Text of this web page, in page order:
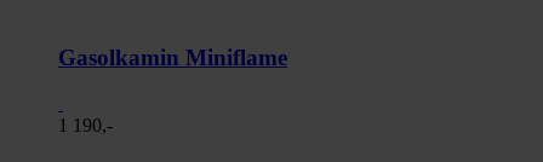
Gasolkamin Miniflame
1 190,-